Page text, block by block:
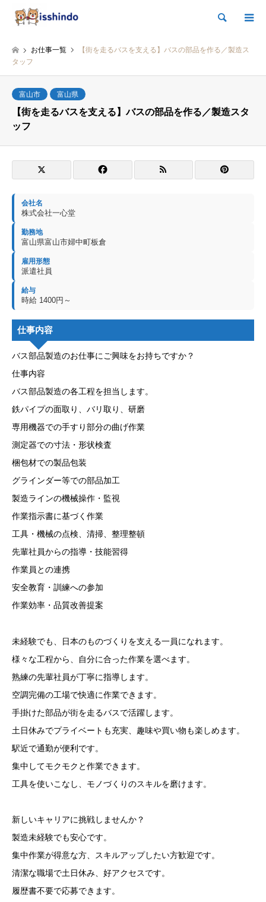
検索
お仕事一覧
【街を走るバスを支える】バスの部品を作る／製造ス
タッフ
富山市
富山県
【街を走るバスを支える】バスの部品を作る／製造スタ
ッフ
会社名
株式会社一心堂
勤務地
富山県富山市婦中町板倉
雇用形態
派遣社員
給与
時給 1400円～
仕事内容
バス部品製造のお仕事にご興味をお持ちですか？
仕事内容
バス部品製造の各工程を担当します。
鉄パイプの面取り、バリ取り、研磨
専用機器での手すり部分の曲げ作業
測定器での寸法・形状検査
梱包材での製品包装
グラインダー等での部品加工
製造ラインの機械操作・監視
作業指示書に基づく作業
工具・機械の点検、清掃、整理整頓
先輩社員からの指導・技能習得
作業員との連携
安全教育・訓練への参加
作業効率・品質改善提案
未経験でも、日本のものづくりを支える一員になれます。
様々な工程から、自分に合った作業を選べます。
熟練の先輩社員が丁寧に指導します。
空調完備の工場で快適に作業できます。
手掛けた部品が街を走るバスで活躍します。
土日休みでプライベートも充実、趣味や買い物も楽しめます。
駅近で通勤が便利です。
集中してモクモクと作業できます。
工具を使いこなし、モノづくりのスキルを磨けます。
新しいキャリアに挑戦しませんか？
製造未経験でも安心です。
集中作業が得意な方、スキルアップしたい方歓迎です。
清潔な職場で土日休み、好アクセスです。
履歴書不要で応募できます。